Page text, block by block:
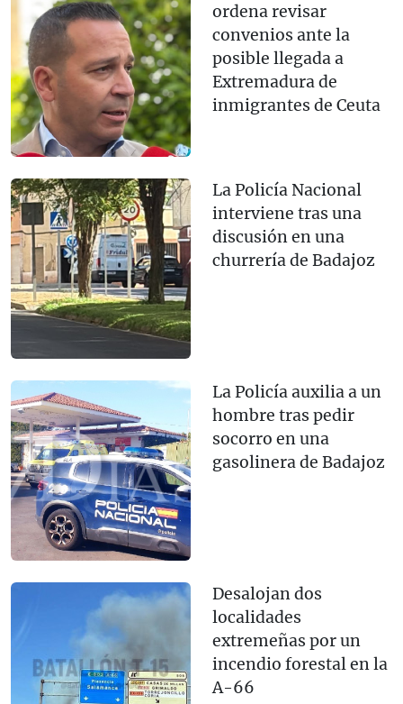
ordena revisar
convenios ante la
posible llegada a
Extremadura de
inmigrantes de Ceuta
La Policía Nacional
interviene tras una
discusión en una
churrería de Badajoz
La Policía auxilia a un
hombre tras pedir
socorro en una
gasolinera de Badajoz
Desalojan dos
localidades
extremeñas por un
incendio forestal en la
A-66